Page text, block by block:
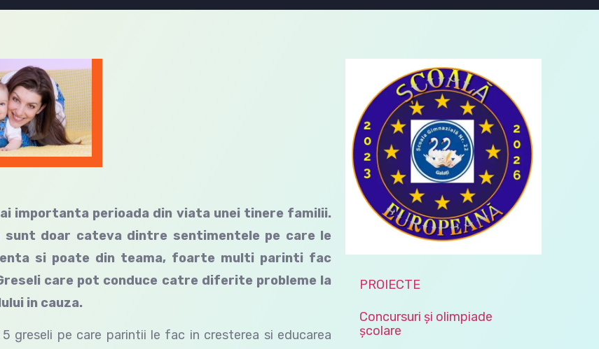
importanta perioada din viata unei tinere familii.
doar cateva dintre sentimentele pe care le
si poate din teama, foarte multi parinti fac
care pot conduce catre diferite probleme la
in cauza.
greseli pe care parintii le fac in cresterea si educarea
PROIECTE
Concursuri și olimpiade
școlare